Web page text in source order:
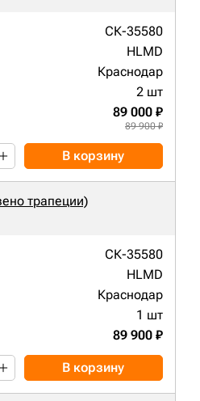
СК-35580
HLMD
Краснодар
2 шт
89 000 ₽
89 900 ₽
В корзину
трапеции)
СК-35580
HLMD
Краснодар
1 шт
89 900 ₽
В корзину